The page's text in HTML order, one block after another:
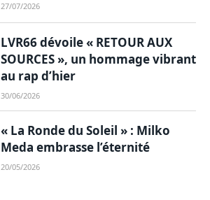
27/07/2026
LVR66 dévoile « RETOUR AUX
SOURCES », un hommage vibrant
au rap d’hier
30/06/2026
« La Ronde du Soleil » : Milko
Meda embrasse l’éternité
20/05/2026